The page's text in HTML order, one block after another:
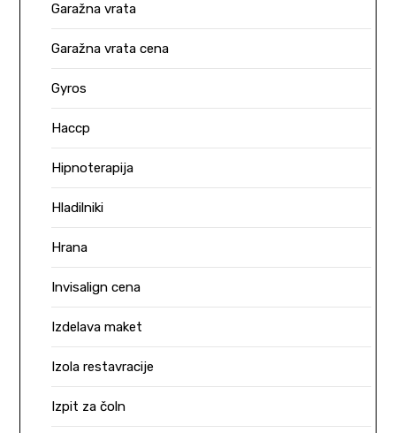
Garažna vrata
Garažna vrata cena
Gyros
Haccp
Hipnoterapija
Hladilniki
Hrana
Invisalign cena
Izdelava maket
Izola restavracije
Izpit za čoln